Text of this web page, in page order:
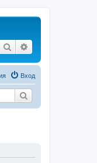
Поиск
Вход